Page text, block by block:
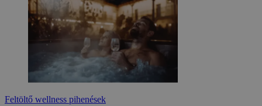
Feltöltő wellness pihenések